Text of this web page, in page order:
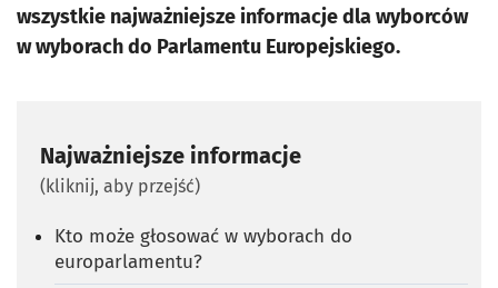
wszystkie najważniejsze informacje dla wyborców
w wyborach do Parlamentu Europejskiego.
Najważniejsze informacje
(kliknij, aby przejść)
Kto może głosować w wyborach do
europarlamentu?